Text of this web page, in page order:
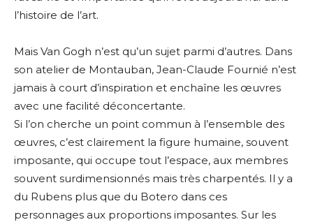
l’histoire de l’art.
Mais Van Gogh n’est qu’un sujet parmi d’autres. Dans
son atelier de Montauban, Jean-Claude Fournié n’est
jamais à court d’inspiration et enchaîne les œuvres
avec une facilité déconcertante.
Si l’on cherche un point commun à l’ensemble des
œuvres, c’est clairement la figure humaine, souvent
imposante, qui occupe tout l’espace, aux membres
souvent surdimensionnés mais très charpentés. Il y a
du Rubens plus que du Botero dans ces
personnages aux proportions imposantes. Sur les